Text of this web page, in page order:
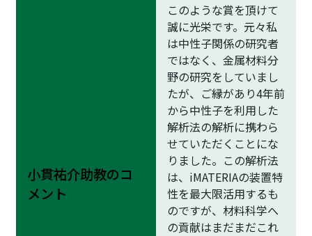
小貫祐介助教のコ
メント
このような賞を頂けて
誠に光栄です。元々私
は中性子関係の研究者
ではなく、金属材料分
野の研究をしていまし
たが、ご縁があり4年前
から中性子を利用した
解析法の解析に携わら
せていただくことにな
りました。この解析法
は、iMATERIAの装置特
性を最大限活用するも
のですが、材料科学へ
の貢献はまだまだこれ